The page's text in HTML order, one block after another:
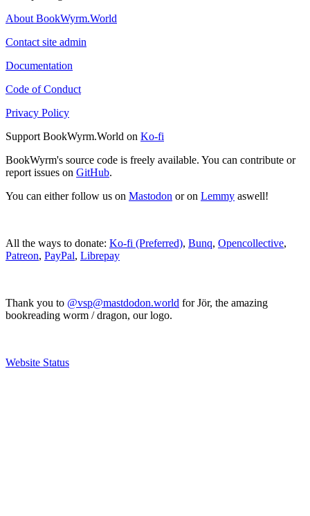
About BookWyrm.World
Contact site admin
Documentation
Code of Conduct
Privacy Policy
Support BookWyrm.World on Ko-fi
BookWyrm's source code is freely available. You can contribute or
report issues on GitHub.
You can either follow us on Mastodon or on Lemmy aswell!
All the ways to donate: Ko-fi (Preferred), Bunq, Opencollective,
Patreon, PayPal, Librepay
Thank you to @vsp@mastdodon.world for Jör, the amazing
bookreading worm / dragon, our logo.
Website Status